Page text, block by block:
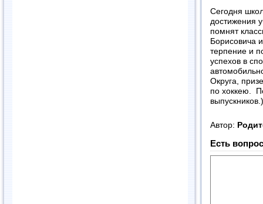
Сегодня
достижения
помнят
Борисовича
терпение и
успехов в
Округа,
по хоккею.
выпускников.)
Автор:
Есть